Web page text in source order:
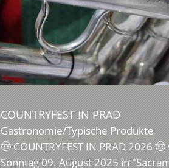
COUNTRYFEST IN PRAD
Gastronomie/Typische Produkte
🤠 COUNTRYFEST IN PRAD 2026
Sonntag 09. August 2025 in